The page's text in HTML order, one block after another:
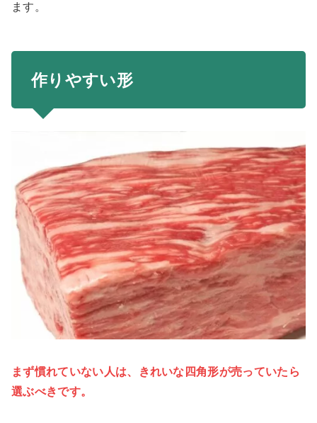
ます。
作りやすい形
まず慣れていない人は、きれいな四角形が売っていたら
選ぶべきです。